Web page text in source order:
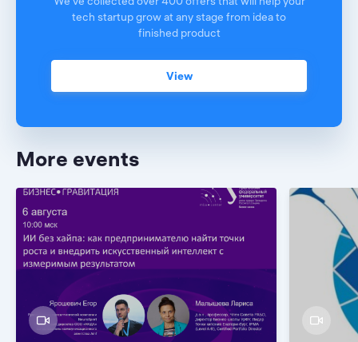
tech startup grow at any stage from idea to
finished product
View
More events